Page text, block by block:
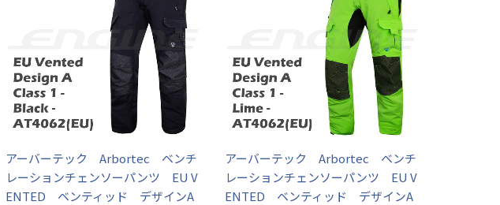
アーバーテック Arbortec ベンチ
レーションチェンソーパンツ EU V
ENTED ベンティッド デザインA
アーバーテック Arbortec ベンチ
レーションチェンソーパンツ EU V
ENTED ベンティッド デザインA